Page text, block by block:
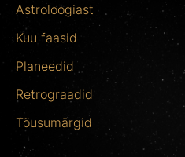
Astroloogiast
Kuu faasid
Planeedid
Retrograadid
Tõusumärgid